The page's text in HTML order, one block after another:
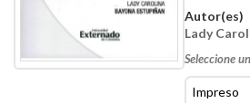
Autor(es)
Lady
Seleccione
Impreso